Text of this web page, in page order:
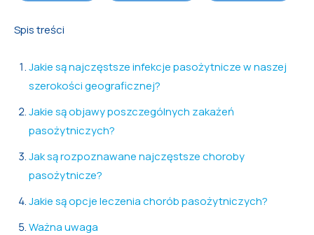
Spis treści
Jakie są najczęstsze infekcje pasożytnicze w naszej
szerokości geograficznej?
Jakie są objawy poszczególnych zakażeń
pasożytniczych?
Jak są rozpoznawane najczęstsze choroby
pasożytnicze?
Jakie są opcje leczenia chorób pasożytniczych?
Ważna uwaga